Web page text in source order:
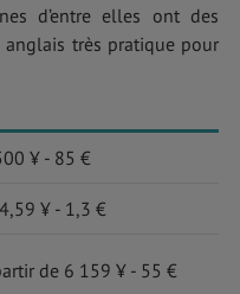
d’entre elles ont des
très pratique pour
¥ - 85 €
¥ - 1,3 €
de 6 159 ¥ - 55 €